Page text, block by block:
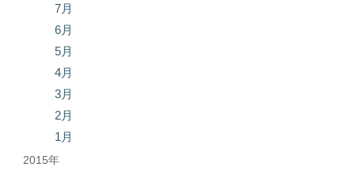
7月
6月
5月
4月
3月
2月
1月
2015年